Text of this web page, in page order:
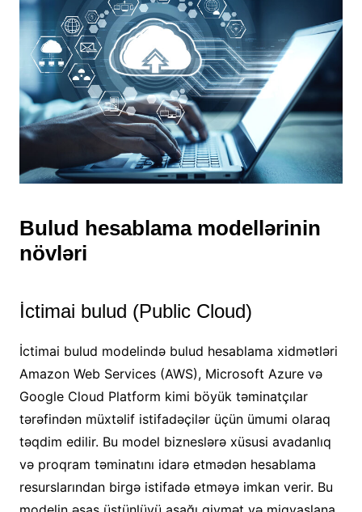
Bulud hesablama modellərinin
növləri
İctimai bulud (Public Cloud)
İctimai bulud modelində bulud hesablama xidmətləri
Amazon Web Services (AWS), Microsoft Azure və
Google Cloud Platform kimi böyük təminatçılar
tərəfindən müxtəlif istifadəçilər üçün ümumi olaraq
təqdim edilir. Bu model bizneslərə xüsusi avadanlıq
və proqram təminatını idarə etmədən hesablama
resurslarından birgə istifadə etməyə imkan verir. Bu